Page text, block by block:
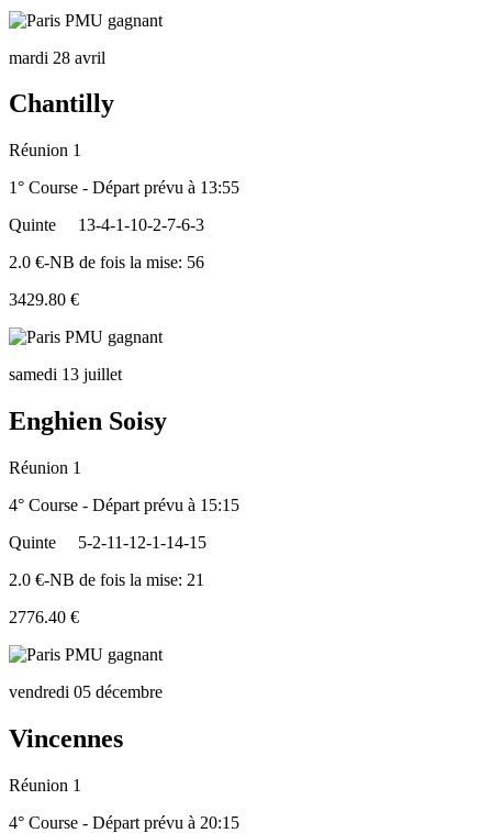
mardi 28 avril
Chantilly
Réunion 1
1° Course - Départ prévu à 13:55
Quinte
13-4-1-10-2-7-6-3
2.0 €-NB de fois la mise: 56
3429.80 €
samedi 13 juillet
Enghien Soisy
Réunion 1
4° Course - Départ prévu à 15:15
Quinte
5-2-11-12-1-14-15
2.0 €-NB de fois la mise: 21
2776.40 €
vendredi 05 décembre
Vincennes
Réunion 1
4° Course - Départ prévu à 20:15